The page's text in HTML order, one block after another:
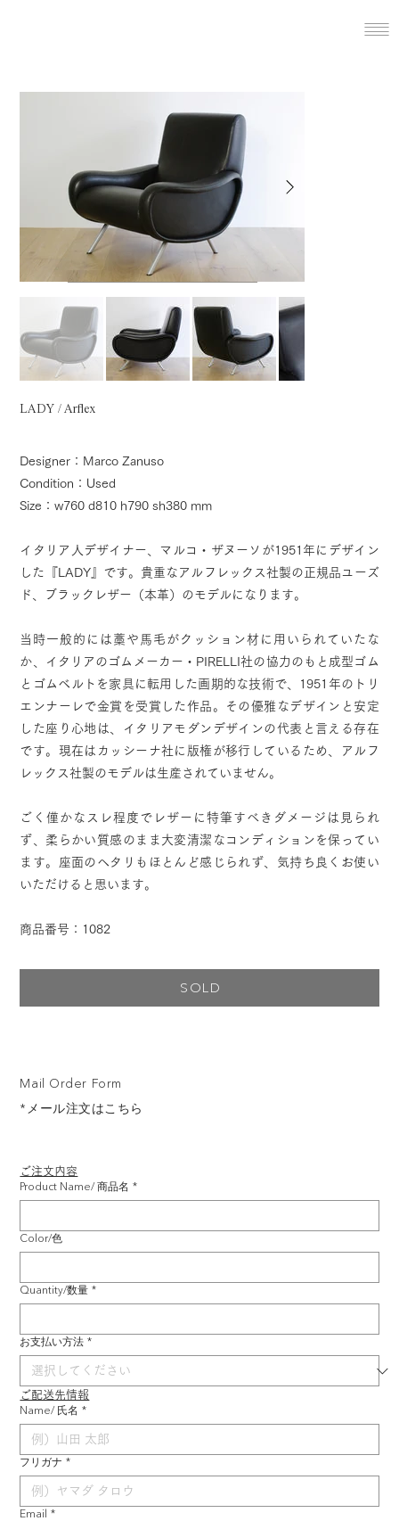
ご注文内容
Product Name/ 商品名 *
Color/色
Quantity/数量 *
お支払い方法 *
ご配送先情報
Name/ 氏名 *
フリガナ *
Email *
Mail Order Form
*メール注文はこちら
LADY / Arflex
Designer：Marco Zanuso
Condition：Used
Size：w760 d810 h790 sh380 mm
イタリア人デザイナー、マルコ・ザヌーソが1951年にデザイン
した『LADY』です。貴重なアルフレックス社製の正規品ユーズ
ド、ブラックレザー（本革）のモデルになります。
当時一般的には藁や馬毛がクッション材に用いられていたな
か、イタリアのゴムメーカー・PIRELLI社の協力のもと成型ゴム
とゴムベルトを家具に転用した画期的な技術で、1951年のトリ
エンナーレで金賞を受賞した作品。その優雅なデザインと安定
した座り心地は、イタリアモダンデザインの代表と言える存在
です。現在はカッシーナ社に版権が移行しているため、アルフ
レックス社製のモデルは生産されていません。
ごく僅かなスレ程度でレザーに特筆すべきダメージは見られ
ず、柔らかい質感のまま大変清潔なコンディションを保ってい
ます。座面のヘタリもほとんど感じられず、気持ち良くお使い
いただけると思います。
商品番号：1082
SOLD